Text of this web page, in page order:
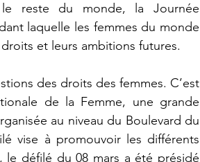
reste du monde, la Journée
laquelle les femmes du monde
et leurs ambitions futures.
des droits des femmes. C’est
de la Femme, une grande
au niveau du Boulevard du
vise à promouvoir les différents
le défilé du 08 mars a été présidé